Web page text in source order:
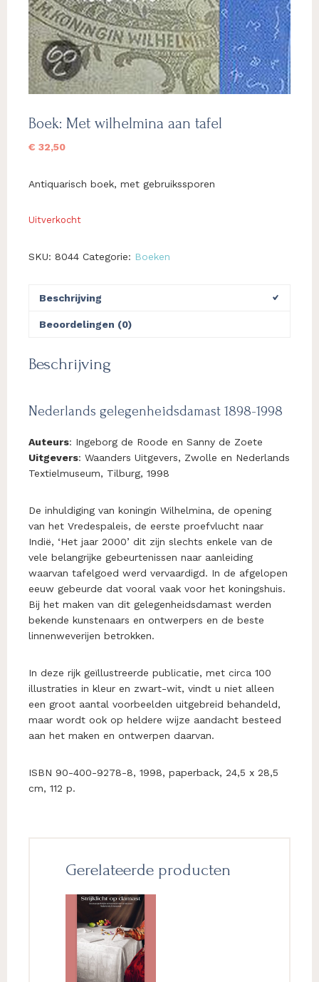
Boek: Met wilhelmina aan tafel
€ 32,50
Antiquarisch boek, met gebruikssporen
Uitverkocht
SKU: 8044 Categorie: Boeken
Beschrijving
Beoordelingen (0)
Beschrijving
Nederlands gelegenheidsdamast 1898-1998
Auteurs: Ingeborg de Roode en Sanny de Zoete
Uitgevers: Waanders Uitgevers, Zwolle en Nederlands
Textielmuseum, Tilburg, 1998
De inhuldiging van koningin Wilhelmina, de opening
van het Vredespaleis, de eerste proefvlucht naar
Indië, ‘Het jaar 2000’ dit zijn slechts enkele van de
vele belangrijke gebeurtenissen naar aanleiding
waarvan tafelgoed werd vervaardigd. In de afgelopen
eeuw gebeurde dat vooral vaak voor het koningshuis.
Bij het maken van dit gelegenheidsdamast werden
bekende kunstenaars en ontwerpers en de beste
linnenweverijen betrokken.
In deze rijk geïllustreerde publicatie, met circa 100
illustraties in kleur en zwart-wit, vindt u niet alleen
een groot aantal voorbeelden uitgebreid behandeld,
maar wordt ook op heldere wijze aandacht besteed
aan het maken en ontwerpen daarvan.
ISBN 90-400-9278-8, 1998, paperback, 24,5 x 28,5
cm, 112 p.
Gerelateerde producten